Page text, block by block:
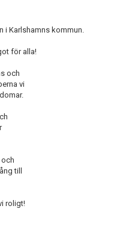
i Karlshamns kommun.
för alla!
och
vi
till
roligt!